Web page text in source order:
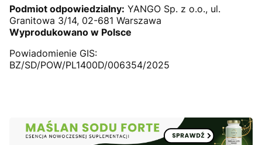
Podmiot odpowiedzialny: YANGO Sp. z o.o., ul.
Granitowa 3/14, 02-681 Warszawa
Wyprodukowano w Polsce
Powiadomienie GIS:
BZ/SD/POW/PL1400D/006354/2025